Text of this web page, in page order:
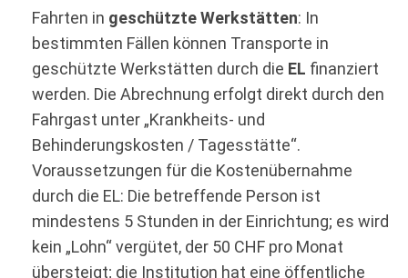
Fahrten in geschützte Werkstätten: In
bestimmten Fällen können Transporte in
geschützte Werkstätten durch die EL finanziert
werden. Die Abrechnung erfolgt direkt durch den
Fahrgast unter „Krankheits- und
Behinderungskosten / Tagesstätte“.
Voraussetzungen für die Kostenübernahme
durch die EL: Die betreffende Person ist
mindestens 5 Stunden in der Einrichtung; es wird
kein „Lohn“ vergütet, der 50 CHF pro Monat
übersteigt; die Institution hat eine öffentliche